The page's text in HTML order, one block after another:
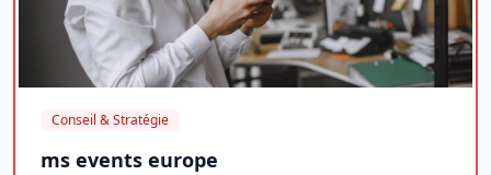
Conseil & Stratégie
ms events europe